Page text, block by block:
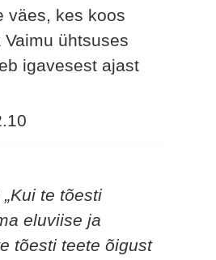
väes, kes koos
ühtsuses
igavesest ajast
te tõesti
eluviise ja
tõesti teete õigust